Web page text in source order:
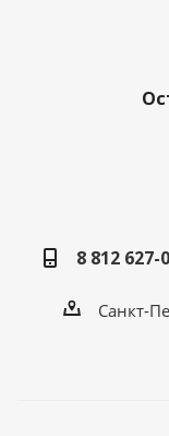
8 812 627-
Санкт-